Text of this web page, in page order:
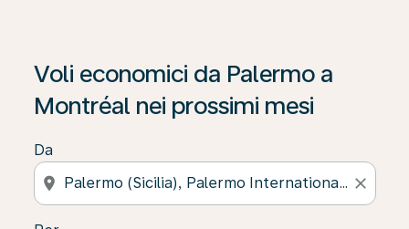
Voli economici da Palermo a
Montréal nei prossimi mesi
Da
location_on close
Se non trova risultati, faccia clic su “Cerca le offerte”